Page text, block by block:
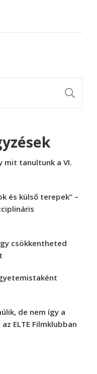
mit tanultunk a VI.
és külső terepek” –
csökkentheted
de nem így a
ELTE Filmklubban